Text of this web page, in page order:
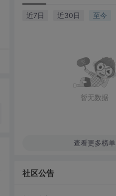
近7日 近30日 至今
暂无数据
查看更多榜单
社区公告